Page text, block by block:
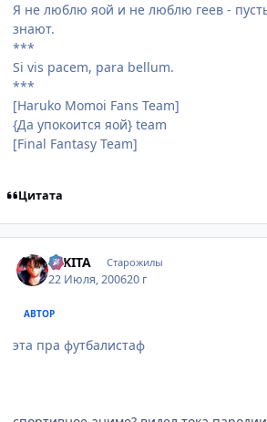
Я не люблю яой и не люблю геев -
знают.
***
Si vis pacem, para bellum.
***
[Haruko Momoi Fans Team]
{Да упокоится яой} team
[Final Fantasy Team]
Цитата
NIKITA Старожилы
22 Июля, 200620 г
АВТОР
эта пра футбалистаф